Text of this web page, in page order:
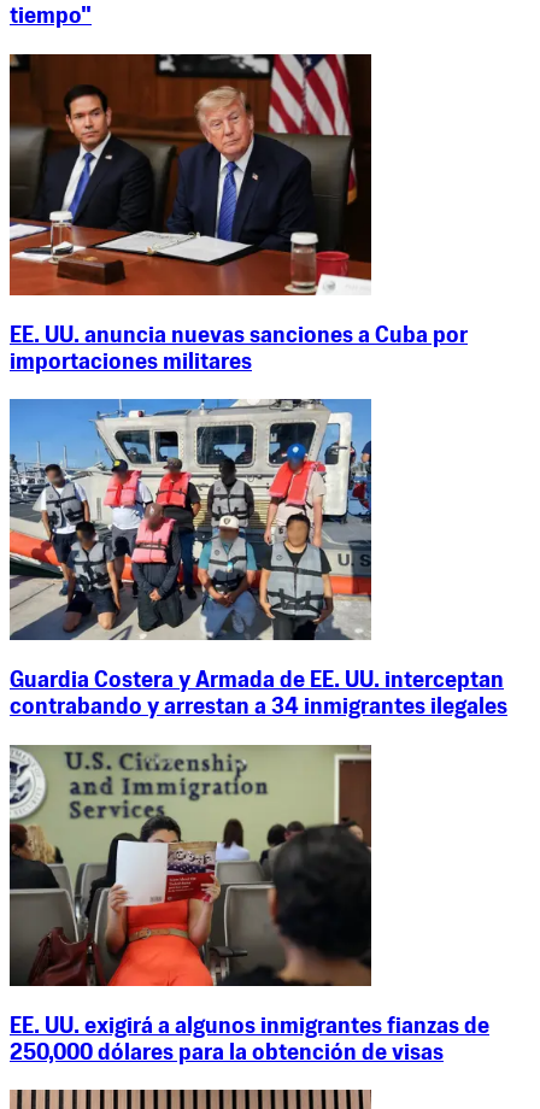
tiempo"
EE. UU. anuncia nuevas sanciones a Cuba por
importaciones militares
Guardia Costera y Armada de EE. UU. interceptan
contrabando y arrestan a 34 inmigrantes ilegales
EE. UU. exigirá a algunos inmigrantes fianzas de
250,000 dólares para la obtención de visas